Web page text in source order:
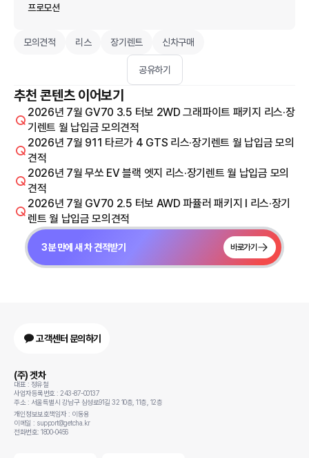
프로모션
모의견적 리스 장기렌트 신차구매
공유하기
추천 콘텐츠 이어보기
2026년 7월 GV70 3.5 터보 2WD 그래파이트 패키지 리스·장
기렌트 월 납입금 모의견적
2026년 7월 911 타르가 4 GTS 리스·장기렌트 월 납입금 모의
견적
2026년 7월 무쏘 EV 블랙 엣지 리스·장기렌트 월 납입금 모의
견적
2026년 7월 GV70 2.5 터보 AWD 파퓰러 패키지 I 리스·장기
렌트 월 납입금 모의견적
3분 만에 새 차 견적받기 바로가기
고객센터 문의하기
(주) 겟차
대표 : 정유철
사업자등록번호 : 243-87-00137
주소 : 서울특별시 강남구 삼성로91길 32 10층, 11층, 12층
개인정보보호책임자 : 이동용
이메일 : support@getcha.kr
전화번호: 1800-0456